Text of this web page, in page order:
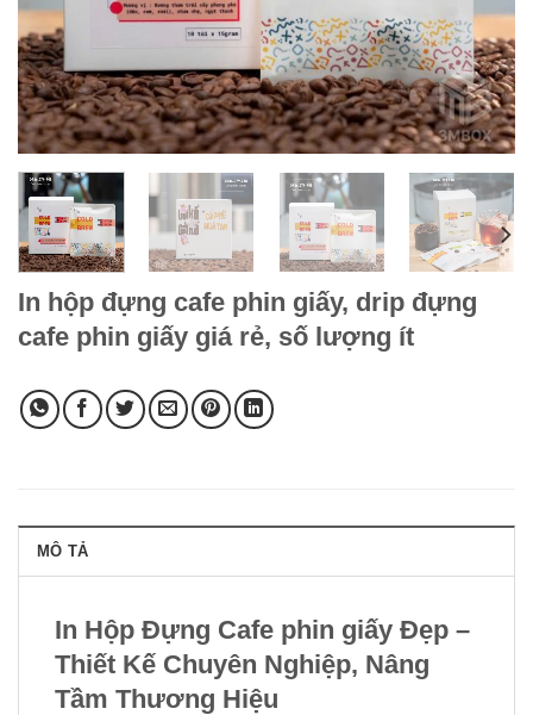
In hộp đựng cafe phin giấy, drip đựng
cafe phin giấy giá rẻ, số lượng ít
MÔ TẢ
In Hộp Đựng Cafe phin giấy Đẹp –
Thiết Kế Chuyên Nghiệp, Nâng
Tầm Thương Hiệu